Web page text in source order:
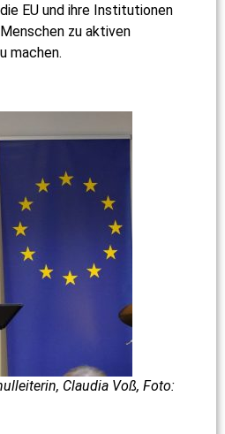
EU und ihre Institutionen
zu aktiven
machen.
Claudia Voß, Foto: